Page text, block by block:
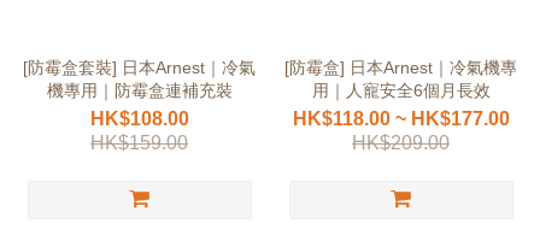
[防霉盒套裝] 日本Arnest｜冷氣
機專用｜防霉盒連補充裝
HK$108.00
HK$159.00
[防霉盒] 日本Arnest｜冷氣機專
用｜人寵安全6個月長效
HK$118.00 ~ HK$177.00
HK$209.00